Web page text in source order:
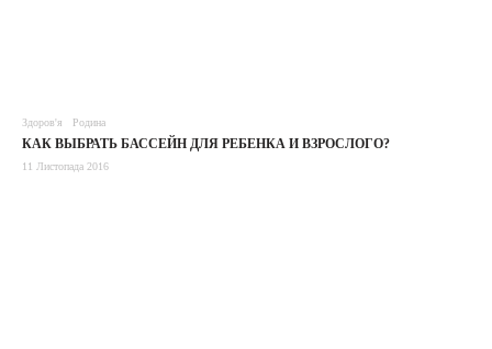
Здоров'я Родина
КАК ВЫБРАТЬ БАССЕЙН ДЛЯ РЕБЕНКА И ВЗРОСЛОГО?
11 Листопада 2016